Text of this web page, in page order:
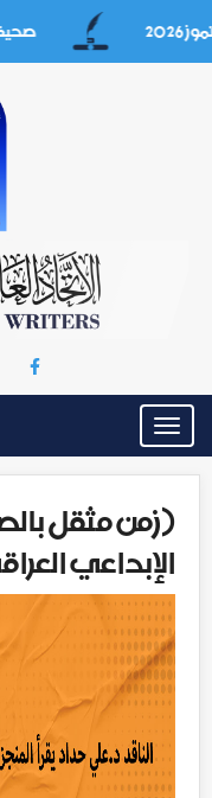
صحيفة الاتحاد
Toggle
navigation
(زمن مثقل
الإبداعي